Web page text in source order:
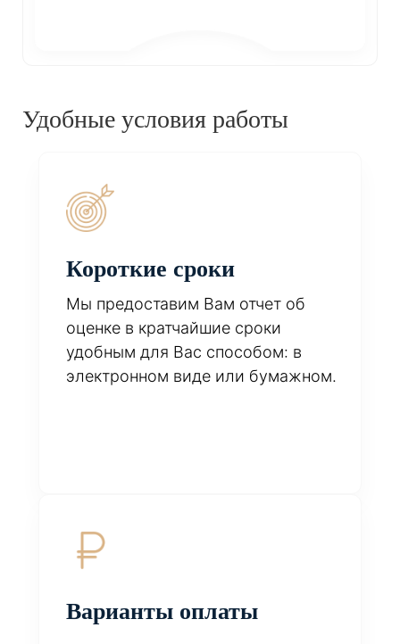
Удобные условия работы
Короткие сроки
Мы предоставим Вам отчет об
оценке в кратчайшие сроки
удобным для Вас способом: в
электронном виде или бумажном.
Варианты оплаты